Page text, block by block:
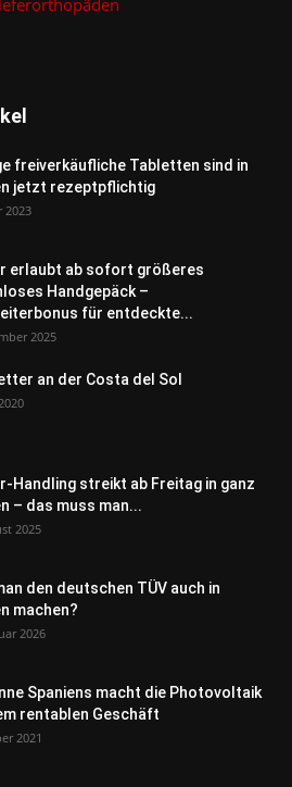
freiverkäufliche Tabletten sind in
jetzt rezeptpflichtig
2023
erlaubt ab sofort größeres
Handgepäck –
für entdeckte...
2025
an der Costa del Sol
Handling streikt ab Freitag in ganz
– das muss man...
2025
den deutschen TÜV auch in
machen?
2026
Spaniens macht die Photovoltaik
rentablen Geschäft
2021